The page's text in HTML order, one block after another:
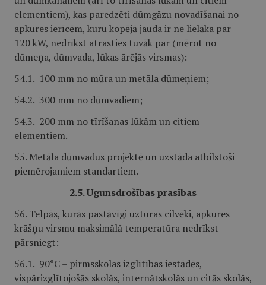
elementiem), kas paredzēti dūmgāzu novadīšanai no
apkures ierīcēm, kuru kopējā jauda ir ne lielāka par
120 kW, nedrīkst atrasties tuvāk par (mērot no
dūmeņa, dūmvada, lūkas ārējās virsmas):
54.1. 100 mm no mūra un metāla dūmeņiem;
54.2. 300 mm no dūmvadiem;
54.3. 200 mm no tīrīšanas lūkām un citiem
elementiem.
55. Metāla dūmvadus projektē un uzstāda atbilstoši
piemērojamiem standartiem.
2.5. Ugunsdrošības prasības
56. Telpās, kurās pastāvīgi uzturas cilvēki, apkures
krāšņu virsmu maksimālā temperatūra nedrīkst
pārsniegt:
56.1. 90°C – pirmsskolas izglītības iestādēs,
vispārizglītojošās skolās, internātskolās un citās skolās,